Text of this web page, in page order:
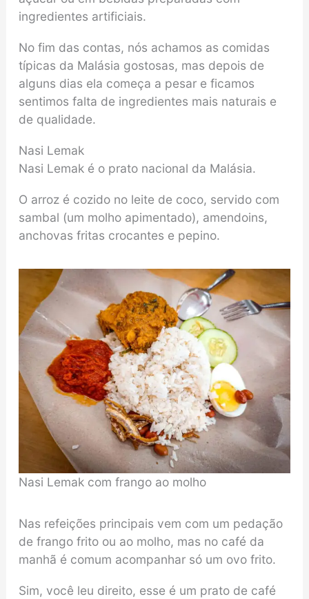
ingredientes artificiais.
No fim das contas, nós achamos as comidas
típicas da Malásia gostosas, mas depois de
alguns dias ela começa a pesar e ficamos
sentimos falta de ingredientes mais naturais e
de qualidade.
Nasi Lemak
Nasi Lemak é o prato nacional da Malásia.
O arroz é cozido no leite de coco, servido com
sambal (um molho apimentado), amendoins,
anchovas fritas crocantes e pepino.
Nasi Lemak com frango ao molho
Nas refeições principais vem com um pedação
de frango frito ou ao molho, mas no café da
manhã é comum acompanhar só um ovo frito.
Sim, você leu direito, esse é um prato de café